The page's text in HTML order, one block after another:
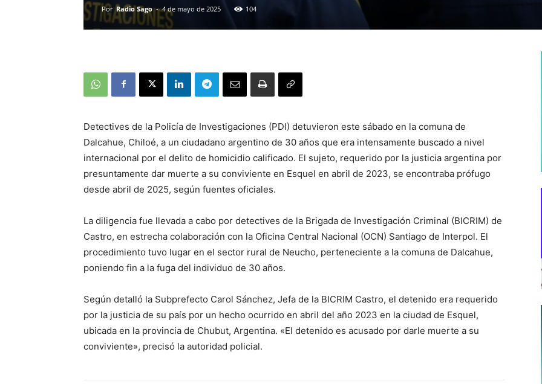
Por Radio Sago - 4 de mayo de 2025 104
Detectives de la Policía de Investigaciones (PDI) detuvieron este sábado en la comuna de
Dalcahue, Chiloé, a un ciudadano argentino de 30 años que era intensamente buscado a nivel
internacional por el delito de homicidio calificado. El sujeto, requerido por la justicia argentina por
presuntamente dar muerte a su conviviente en Esquel en abril de 2023, se encontraba prófugo
desde abril de 2025, según fuentes oficiales.
La diligencia fue llevada a cabo por detectives de la Brigada de Investigación Criminal (BICRIM) de
Castro, en estrecha colaboración con la Oficina Central Nacional (OCN) Santiago de Interpol. El
procedimiento tuvo lugar en el sector rural de Neucho, perteneciente a la comuna de Dalcahue,
poniendo fin a la fuga del individuo de 30 años.
Según detalló la Subprefecto Carol Sánchez, Jefa de la BICRIM Castro, el detenido era requerido
por la justicia de su país por un hecho ocurrido en abril del año 2023 en la ciudad de Esquel,
ubicada en la provincia de Chubut, Argentina. «El detenido es acusado por darle muerte a su
conviviente», precisó la autoridad policial.